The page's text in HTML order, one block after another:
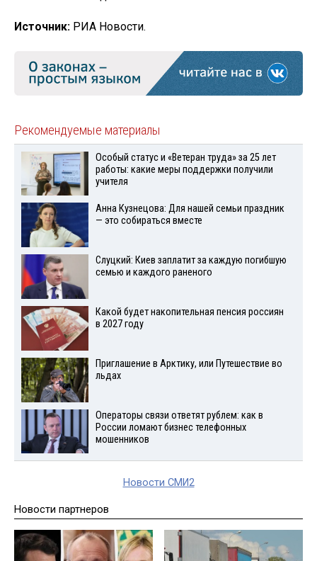
Источник: РИА Новости.
Рекомендуемые материалы
Особый статус и «Ветеран труда» за 25 лет
работы: какие меры поддержки получили
учителя
Анна Кузнецова: Для нашей семьи праздник
— это собираться вместе
Слуцкий: Киев заплатит за каждую погибшую
семью и каждого раненого
Какой будет накопительная пенсия россиян
в 2027 году
Приглашение в Арктику, или Путешествие во
льдах
Операторы связи ответят рублем: как в
России ломают бизнес телефонных
мошенников
Новости СМИ2
Новости партнеров